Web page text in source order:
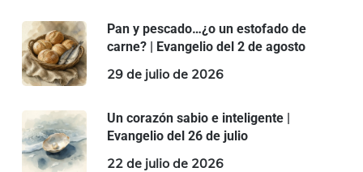
Pan y pescado…¿o un estofado de
carne? | Evangelio del 2 de agosto
29 de julio de 2026
Un corazón sabio e inteligente |
Evangelio del 26 de julio
22 de julio de 2026